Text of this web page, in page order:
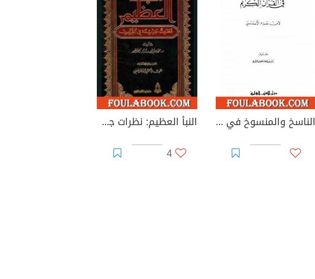
الناسخ والمنسوخ في القرآن الكريم
النبأ العظيم: نظرات جديدة في القرآن
4